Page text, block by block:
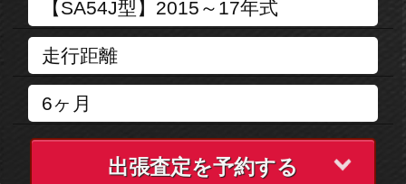
出張査定を予約する